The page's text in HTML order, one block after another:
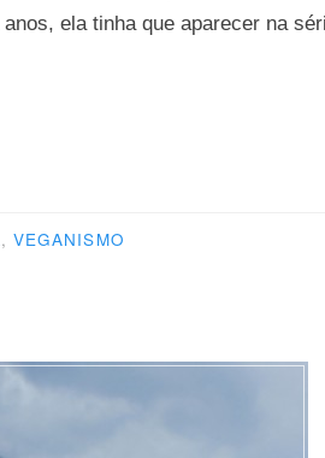
ela tinha que aparecer na
, VEGANISMO